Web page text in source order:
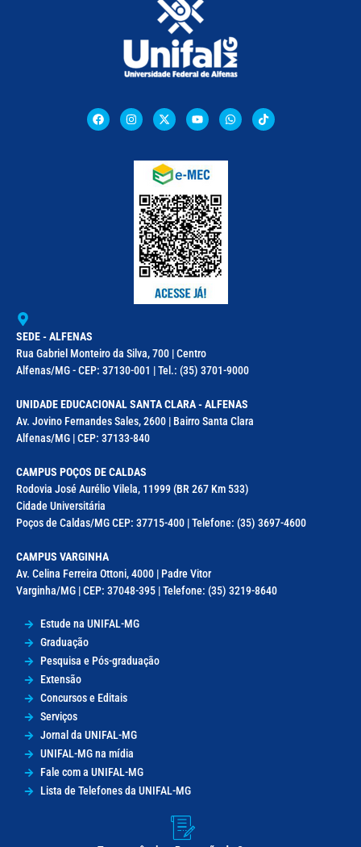
SEDE - ALFENAS
Rua Gabriel Monteiro da Silva, 700 | Centro
Alfenas/MG - CEP: 37130-001 | Tel.: (35) 3701-9000
UNIDADE EDUCACIONAL SANTA CLARA - ALFENAS
Av. Jovino Fernandes Sales, 2600 | Bairro Santa Clara
Alfenas/MG | CEP: 37133-840
CAMPUS POÇOS DE CALDAS
Rodovia José Aurélio Vilela, 11999 (BR 267 Km 533)
Cidade Universitária
Poços de Caldas/MG CEP: 37715-400 | Telefone: (35) 3697-4600
CAMPUS VARGINHA
Av. Celina Ferreira Ottoni, 4000 | Padre Vitor
Varginha/MG | CEP: 37048-395 | Telefone: (35) 3219-8640
Estude na UNIFAL-MG
Graduação
Pesquisa e Pós-graduação
Extensão
Concursos e Editais
Serviços
Jornal da UNIFAL-MG
UNIFAL-MG na mídia
Fale com a UNIFAL-MG
Lista de Telefones da UNIFAL-MG